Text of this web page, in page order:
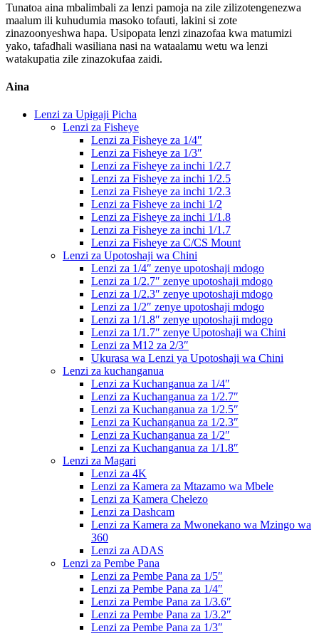
Tunatoa aina mbalimbali za lenzi pamoja na zile zilizotengenezwa
maalum ili kuhudumia masoko tofauti, lakini si zote
zinazoonyeshwa hapa. Usipopata lenzi zinazofaa kwa matumizi
yako, tafadhali wasiliana nasi na wataalamu wetu wa lenzi
watakupatia zile zinazokufaa zaidi.
Aina
Lenzi za Upigaji Picha
Lenzi za Fisheye
Lenzi za Fisheye za 1/4″
Lenzi za Fisheye za 1/3″
Lenzi za Fisheye za inchi 1/2.7
Lenzi za Fisheye za inchi 1/2.5
Lenzi za Fisheye za inchi 1/2.3
Lenzi za Fisheye za inchi 1/2
Lenzi za Fisheye za inchi 1/1.8
Lenzi za Fisheye za inchi 1/1.7
Lenzi za Fisheye za C/CS Mount
Lenzi za Upotoshaji wa Chini
Lenzi za 1/4″ zenye upotoshaji mdogo
Lenzi za 1/2.7″ zenye upotoshaji mdogo
Lenzi za 1/2.3″ zenye upotoshaji mdogo
Lenzi za 1/2″ zenye upotoshaji mdogo
Lenzi za 1/1.8″ zenye upotoshaji mdogo
Lenzi za 1/1.7″ zenye Upotoshaji wa Chini
Lenzi za M12 za 2/3″
Ukurasa wa Lenzi ya Upotoshaji wa Chini
Lenzi za kuchanganua
Lenzi za Kuchanganua za 1/4″
Lenzi za Kuchanganua za 1/2.7″
Lenzi za Kuchanganua za 1/2.5″
Lenzi za Kuchanganua za 1/2.3″
Lenzi za Kuchanganua za 1/2″
Lenzi za Kuchanganua za 1/1.8″
Lenzi za Magari
Lenzi za 4K
Lenzi za Kamera za Mtazamo wa Mbele
Lenzi za Kamera Chelezo
Lenzi za Dashcam
Lenzi za Kamera za Mwonekano wa Mzingo wa
360
Lenzi za ADAS
Lenzi za Pembe Pana
Lenzi za Pembe Pana za 1/5″
Lenzi za Pembe Pana za 1/4″
Lenzi za Pembe Pana za 1/3.6″
Lenzi za Pembe Pana za 1/3.2″
Lenzi za Pembe Pana za 1/3″